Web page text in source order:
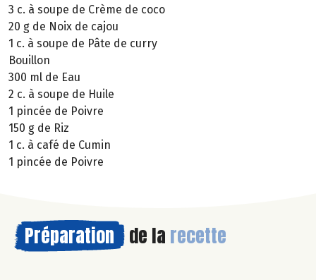
3 c. à soupe de Crème de coco
20 g de Noix de cajou
1 c. à soupe de Pâte de curry
Bouillon
300 ml de Eau
2 c. à soupe de Huile
1 pincée de Poivre
150 g de Riz
1 c. à café de Cumin
1 pincée de Poivre
Préparation de la recette